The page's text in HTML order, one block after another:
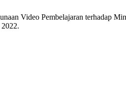
Video Pembelajaran terhadap